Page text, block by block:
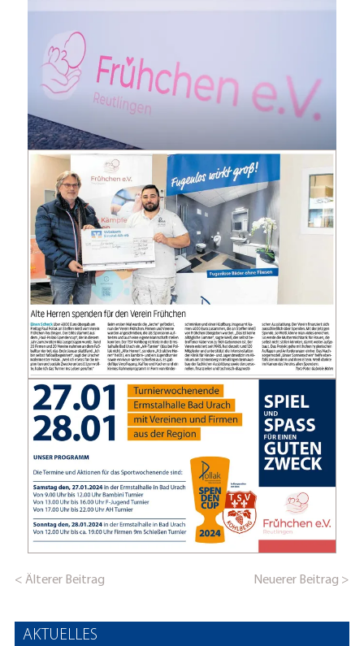
< Älterer Beitrag Neuerer Beitrag >
AKTUELLES